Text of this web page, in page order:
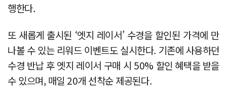
행한다.
또 새롭게 출시된 ‘엣지 레이서’ 수경을 할인된 가격에 만
나볼 수 있는 리워드 이벤트도 실시한다. 기존에 사용하던
수경 반납 후 엣지 레이서 구매 시 50% 할인 혜택을 받을
수 있으며, 매일 20개 선착순 제공된다.